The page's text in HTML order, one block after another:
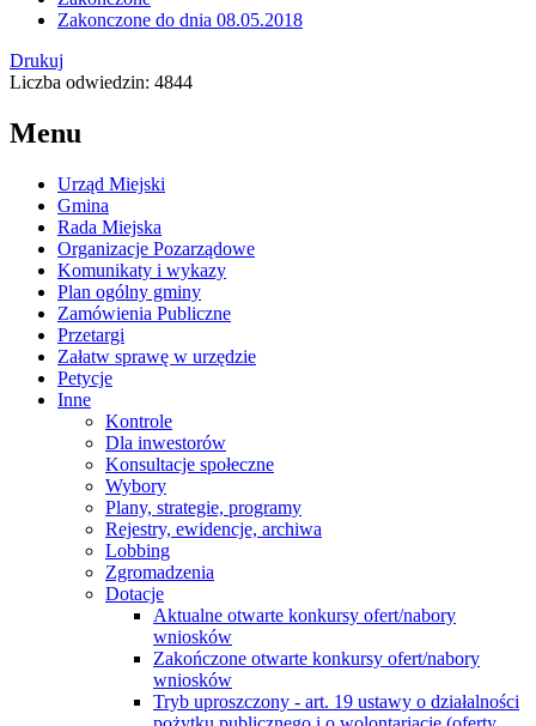
Zakonczone do dnia 08.05.2018
Drukuj
Liczba odwiedzin: 4844
Menu
Urząd Miejski
Gmina
Rada Miejska
Organizacje Pozarządowe
Komunikaty i wykazy
Plan ogólny gminy
Zamówienia Publiczne
Przetargi
Załatw sprawę w urzędzie
Petycje
Inne
Kontrole
Dla inwestorów
Konsultacje społeczne
Wybory
Plany, strategie, programy
Rejestry, ewidencje, archiwa
Lobbing
Zgromadzenia
Dotacje
Aktualne otwarte konkursy ofert/nabory
wniosków
Zakończone otwarte konkursy ofert/nabory
wniosków
Tryb uproszczony - art. 19 ustawy o działalności